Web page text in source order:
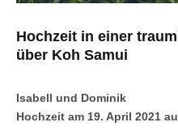
Hochzeit in einer
über Koh Samui
Isabell und Dominik
Hochzeit am 19. April 2021